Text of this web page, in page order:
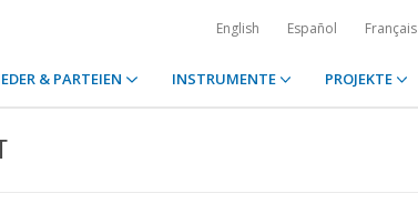
English Español Français
& PARTEIEN INSTRUMENTE PROJEKTE